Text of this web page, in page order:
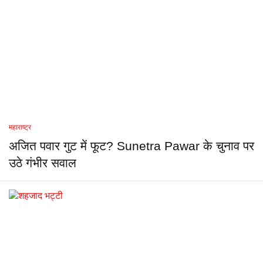
महाराष्ट्र
अजित पवार गुट में फूट? Sunetra Pawar के चुनाव पर
उठे गंभीर सवाल